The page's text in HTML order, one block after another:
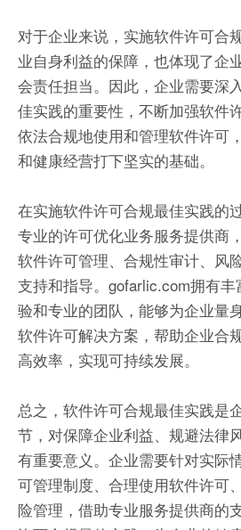
对于企业来说，实施软件许可合
业自身利益的保障，也体现了企
会责任担当。因此，企业需要深
佳实践的重要性，不断加强软件
依法合规地使用和管理软件许可
和健康经营打下坚实的基础。
在实施软件许可合规最佳实践的
专业的许可优化业务服务提供商
软件许可管理、合规性审计、风
支持和指导。gofarlic.com拥有
验和专业的团队，能够为企业量
软件许可解决方案，帮助企业合
高效率，实现可持续发展。
总之，软件许可合规最佳实践是
节，对保障企业利益、规避法律
有重要意义。企业需要针对实际
可管理制度、合理使用软件许可
险管理，借助专业服务提供商的